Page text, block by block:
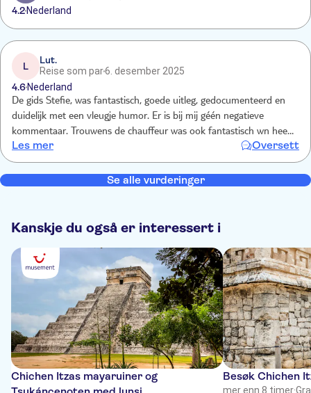
4.2 Nederland
L
Lut.
Reise som par6. desember 2025
4.6 Nederland
De gids Stefie, was fantastisch, goede uitleg, gedocumenteerd en
duidelijk met een vleugje humor. Er is bij mij géén negatieve
kommentaar. Trouwens de chauffeur was ook fantastisch wn heel
behulpzaam. Het was een fijne leuke uitstap, zeker aan te raden.
Les mer Oversett
Se alle vurderinger
Kanskje du også er interessert i
Chichen Itzas mayaruiner og
Besøk Chichen
mer enn 8 timer·